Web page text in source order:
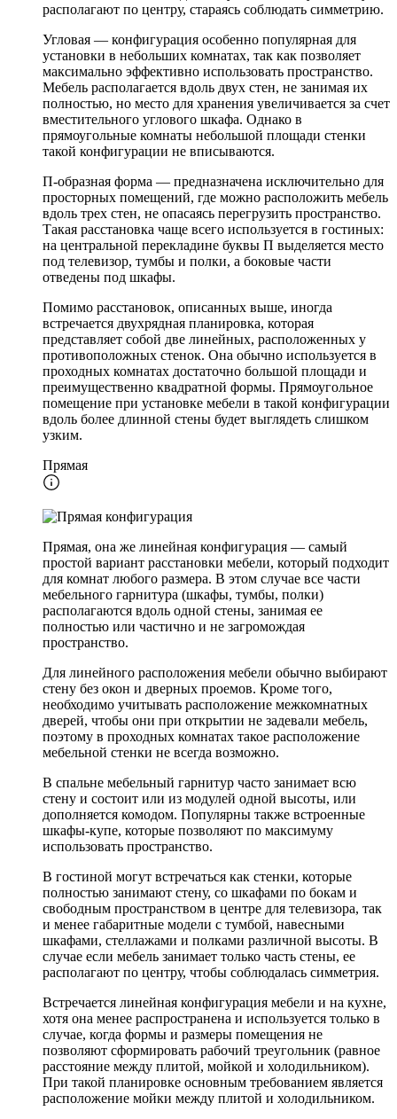
располагают по центру, стараясь соблюдать симметрию.
Угловая — конфигурация особенно популярная для
установки в небольших комнатах, так как позволяет
максимально эффективно использовать пространство.
Мебель располагается вдоль двух стен, не занимая их
полностью, но место для хранения увеличивается за счет
вместительного углового шкафа. Однако в
прямоугольные комнаты небольшой площади стенки
такой конфигурации не вписываются.
П-образная форма — предназначена исключительно для
просторных помещений, где можно расположить мебель
вдоль трех стен, не опасаясь перегрузить пространство.
Такая расстановка чаще всего используется в гостиных:
на центральной перекладине буквы П выделяется место
под телевизор, тумбы и полки, а боковые части
отведены под шкафы.
Помимо расстановок, описанных выше, иногда
встречается двухрядная планировка, которая
представляет собой две линейных, расположенных у
противоположных стенок. Она обычно используется в
проходных комнатах достаточно большой площади и
преимущественно квадратной формы. Прямоугольное
помещение при установке мебели в такой конфигурации
вдоль более длинной стены будет выглядеть слишком
узким.
Прямая
Прямая, она же линейная конфигурация — самый
простой вариант расстановки мебели, который подходит
для комнат любого размера. В этом случае все части
мебельного гарнитура (шкафы, тумбы, полки)
располагаются вдоль одной стены, занимая ее
полностью или частично и не загромождая
пространство.
Для линейного расположения мебели обычно выбирают
стену без окон и дверных проемов. Кроме того,
необходимо учитывать расположение межкомнатных
дверей, чтобы они при открытии не задевали мебель,
поэтому в проходных комнатах такое расположение
мебельной стенки не всегда возможно.
В спальне мебельный гарнитур часто занимает всю
стену и состоит или из модулей одной высоты, или
дополняется комодом. Популярны также встроенные
шкафы-купе, которые позволяют по максимуму
использовать пространство.
В гостиной могут встречаться как стенки, которые
полностью занимают стену, со шкафами по бокам и
свободным пространством в центре для телевизора, так
и менее габаритные модели с тумбой, навесными
шкафами, стеллажами и полками различной высоты. В
случае если мебель занимает только часть стены, ее
располагают по центру, чтобы соблюдалась симметрия.
Встречается линейная конфигурация мебели и на кухне,
хотя она менее распространена и используется только в
случае, когда формы и размеры помещения не
позволяют сформировать рабочий треугольник (равное
расстояние между плитой, мойкой и холодильником).
При такой планировке основным требованием является
расположение мойки между плитой и холодильником.